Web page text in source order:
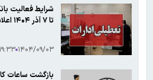
شرایط فعالیت
تا ۷ آذر ۱۴۰۴ اعلام شد
۱۴۰۴/۰۹/۰۳ ۱۹:۳۳
بازگشت ساعات